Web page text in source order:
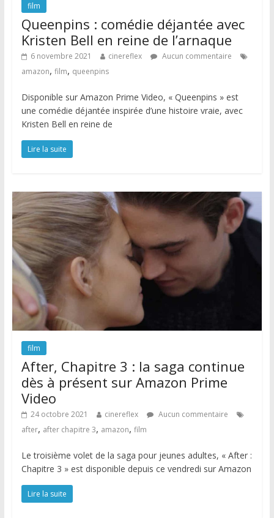
film
Queenpins : comédie déjantée avec
Kristen Bell en reine de l’arnaque
6 novembre 2021 cinereflex
Aucun commentaire
amazon, film, queenpins
Disponible sur Amazon Prime Video, « Queenpins » est
une comédie déjantée inspirée d’une histoire vraie, avec
Kristen Bell en reine de
Lire la suite
film
After, Chapitre 3 : la saga continue
dès à présent sur Amazon Prime
Video
24 octobre 2021 cinereflex
Aucun commentaire
after, after chapitre 3, amazon, film
Le troisième volet de la saga pour jeunes adultes, « After :
Chapitre 3 » est disponible depuis ce vendredi sur Amazon
Lire la suite